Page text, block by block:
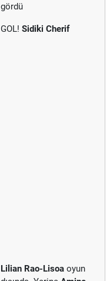
gördü
GOL! Sidiki Cherif
Lilian Rao-Lisoa oyun